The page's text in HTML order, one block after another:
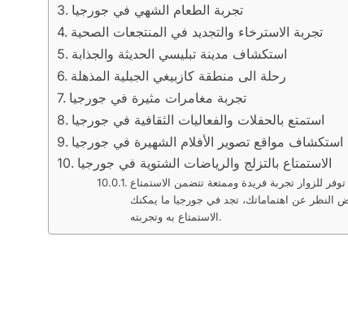
تجربة الطعام الشهي في جورجيا
تجربة الاسترخاء والتجديد في المنتجعات الصحية
استكشاف مدينة تبليسي الحديثة والجذابة
رحلة الى منطقة كازبيغي الجبلية المذهلة
تجربة مغامرات مثيرة في جورجيا
استمتع بالحفلات والفعاليات الثقافية في جورجيا
استكشاف مواقع تصوير الأفلام الشهيرة في جورجيا
الاستمتاع بالتزلج والرياضات الشتوية في جورجيا
للزوار تجربة فريدة وممتعة تتضمن الاستمتاع
بغض النظر عن اهتماماتك، تجد في جورجيا ما يمكنك
الاستمتاع به وتجربته.